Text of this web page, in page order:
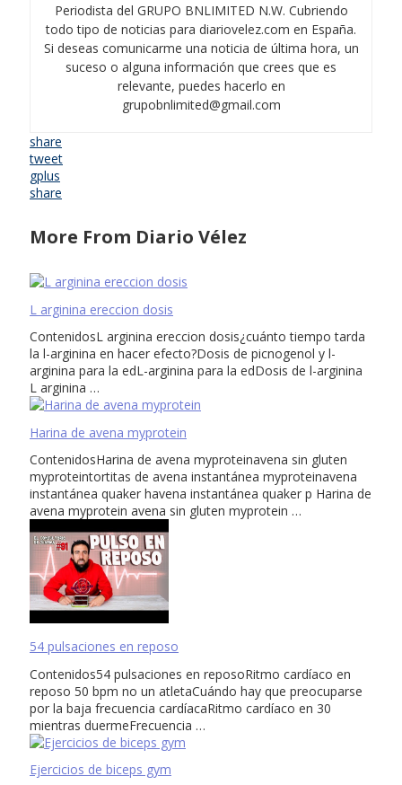
Periodista del GRUPO BNLIMITED N.W. Cubriendo
todo tipo de noticias para diariovelez.com en España.
Si deseas comunicarme una noticia de última hora, un
suceso o alguna información que crees que es
relevante, puedes hacerlo en
grupobnlimited@gmail.com
share
tweet
gplus
share
More From Diario Vélez
L arginina ereccion dosis
ContenidosL arginina ereccion dosis¿cuánto tiempo tarda
la l-arginina en hacer efecto?Dosis de picnogenol y l-
arginina para la edL-arginina para la edDosis de l-arginina
L arginina …
Harina de avena myprotein
ContenidosHarina de avena myproteinavena sin gluten
myproteintortitas de avena instantánea myproteinavena
instantánea quaker havena instantánea quaker p Harina de
avena myprotein avena sin gluten myprotein …
54 pulsaciones en reposo
Contenidos54 pulsaciones en reposoRitmo cardíaco en
reposo 50 bpm no un atletaCuándo hay que preocuparse
por la baja frecuencia cardíacaRitmo cardíaco en 30
mientras duermeFrecuencia …
Ejercicios de biceps gym